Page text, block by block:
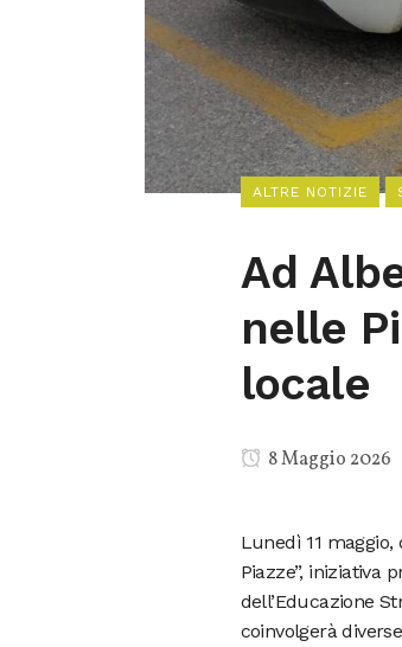
ALTRE NOTIZIE
Ad
nelle
locale
8 Maggio 2026
Lunedì 11
Piazze”, iniziativa
dell’Educazione
coinvolgerà